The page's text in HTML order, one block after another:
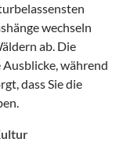
wechseln
ab. Die
während
dass Sie die